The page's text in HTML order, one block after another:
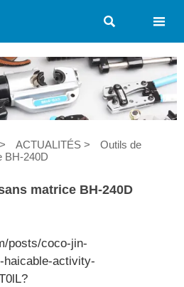
 
> ACTUALITÉS >
Outils de
BH-240D
matrice BH-240D
posts/coco-jin-
haicable-activity-